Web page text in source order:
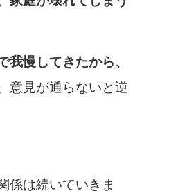
我慢してきたから、
意見が通らないと逆
係は続いていきま